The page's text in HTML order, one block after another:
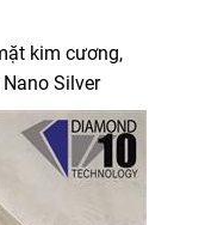
kim cương,
Silver